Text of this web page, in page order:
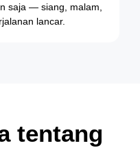
saja — siang, malam,
lancar.
tentang